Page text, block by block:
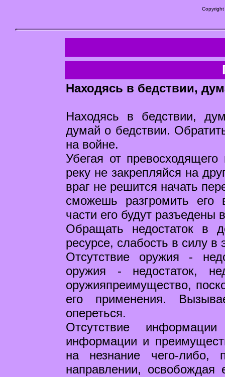
Находясь в бедствии,
Находясь в бедствии,
думай о бедствии.
на войне.
Убегая от
реку не закрепляйся на
враг не решится начать
сможешь разгромить его
части его будут разъедены
Обращать недостаток в
ресурсе, слабость в силу в
Отсутствие оружия -
оружия - недостаток,
оружияпреимущество,
его применения.
опереться.
Отсутствие
информации и
на незнание чего-либо,
направлении,